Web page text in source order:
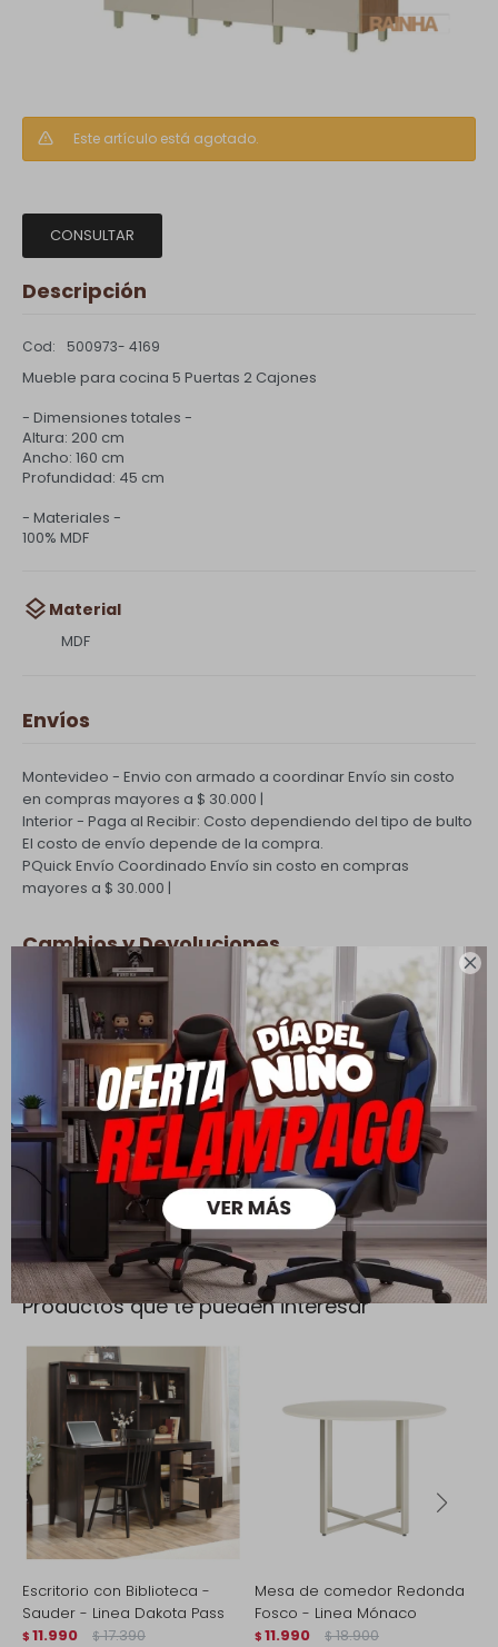

Este artículo está agotado.
CONSULTAR
Descripción
500973- 4169
Mueble para cocina 5 Puertas 2 Cajones
- Dimensiones totales -
Altura: 200 cm
Ancho: 160 cm
Profundidad: 45 cm
- Materiales -
100% MDF
Material
MDF
Envíos
Montevideo - Envio con armado a coordinarEnvío sin costo
en compras mayores a $ 30.000 |
Interior - Paga al Recibir: Costo dependiendo del tipo de bulto
El costo de envío depende de la compra.
PQuick Envío Coordinado Envío sin costo en compras
mayores a $ 30.000 |
Cambios y Devoluciones
Todas las compras realizadas tienen un plazo de 5 días para
su cambio.
Medios de pago
Productos que te pueden interesar
Escritorio con Biblioteca -
Sauder - Linea Dakota Pass
$ 11.990 $ 17.390
Mesa de comedor Redonda
Fosco - Linea Mónaco
$ 11.990 $ 18.900